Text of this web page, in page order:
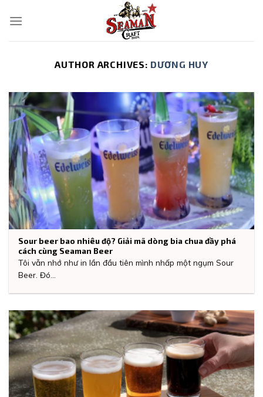
AUTHOR ARCHIVES: DƯƠNG HUY
Sour beer bao nhiêu độ? Giải mã dòng bia chua đầy phá
cách cùng Seaman Beer
Tôi vẫn nhớ như in lần đầu tiên mình nhấp một ngụm Sour
Beer. Đó...